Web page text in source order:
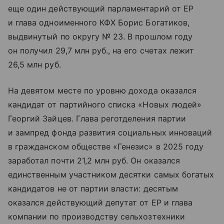
еще один действующий парламентарий от ЕР
и глава одноименного КФХ Борис Богатиков,
выдвинутый по округу № 23. В прошлом году
он получил 29,7 млн руб., на его счетах лежит
26,5 млн руб.
На девятом месте по уровню дохода оказался
кандидат от партийного списка «Новых людей»
Георгий Зайцев. Глава реготделения партии
и зампред фонда развития социальных инноваций
в гражданском обществе «Генезис» в 2025 году
заработал почти 21,2 млн руб. Он оказался
единственным участником десятки самых богатых
кандидатов не от партии власти: десятым
оказался действующий депутат от ЕР и глава
компании по производству сельхозтехники